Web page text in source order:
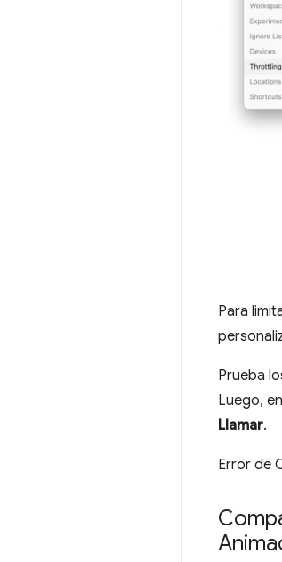
Para
Prueba
Luego,
Llamar.
Error de